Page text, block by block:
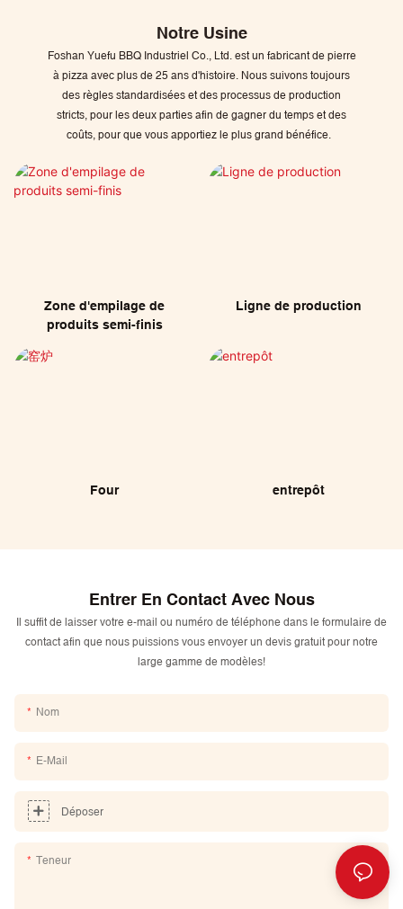
Notre Usine
Foshan Yuefu BBQ Industriel Co., Ltd. est un fabricant de pierre
à pizza avec plus de 25 ans d'histoire. Nous suivons toujours
des règles standardisées et des processus de production
stricts, pour les deux parties afin de gagner du temps et des
coûts, pour que vous apportiez le plus grand bénéfice.
Zone d'empilage de
produits semi-finis
Ligne de production
Four entrepôt
Entrer En Contact Avec Nous
Il suffit de laisser votre e-mail ou numéro de téléphone dans le formulaire de
contact afin que nous puissions vous envoyer un devis gratuit pour notre
large gamme de modèles!
Nom
E-Mail
Déposer
Teneur